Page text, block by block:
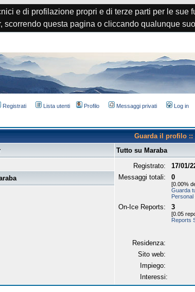
e di profilazione propri e di terze parti per le
scorrendo questa pagina o cliccando qualunque
Registrati Lista utenti Profilo Messaggi privati Log in
Guarda il profilo ::
Tutto su Maraba
Registrato:
17/01/
Messaggi totali:
0
[0.00%
Guarda
On-Ice Reports: 3
[0.05
Reports
Residenza:
Sito web:
Impiego:
Interessi: